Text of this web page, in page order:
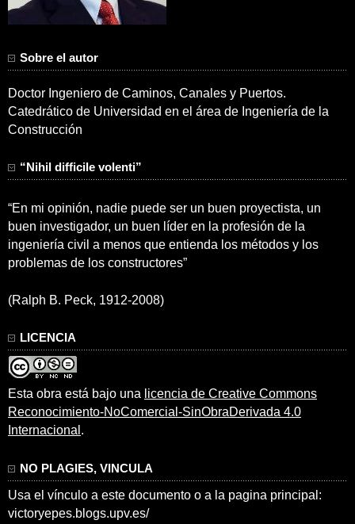
Sobre el autor
Doctor Ingeniero de Caminos, Canales y Puertos.
Catedrático de Universidad en el área de Ingeniería de la
Construcción
“Nihil difficile volenti”
“En mi opinión, nadie puede ser un buen proyectista, un
buen investigador, un buen líder en la profesión de la
ingeniería civil a menos que entienda los métodos y los
problemas de los constructores”
(Ralph B. Peck, 1912-2008)
LICENCIA
Esta obra está bajo una licencia de Creative Commons
Reconocimiento-NoComercial-SinObraDerivada 4.0
Internacional .
NO PLAGIES, VINCULA
Usa el vínculo a este documento o a la pagina principal:
victoryepes.blogs.upv.es/